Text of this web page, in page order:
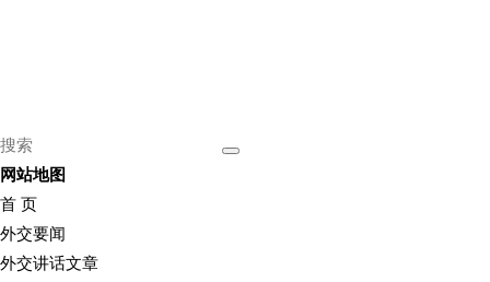
网站地图
首 页
外交要闻
外交讲话文章